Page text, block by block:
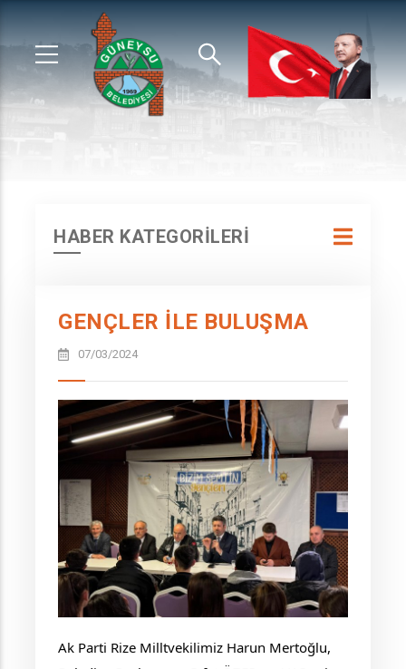
HABER KATEGORİLERİ
GENÇLER İLE BULUŞMA
07/03/2024
Ak Parti Rize Milltvekilimiz Harun Mertoğlu,